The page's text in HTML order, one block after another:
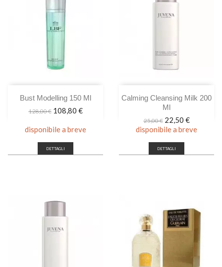
Bust Modelling 150 Ml
Prezzo
128,00 € Prezzo
108,80 €
disponibile a breve
DETTAGLI
Calming Cleansing Milk 200
Ml
Prezzo
base
25,00 € Prezzo
22,50 €
disponibile a breve
DETTAGLI